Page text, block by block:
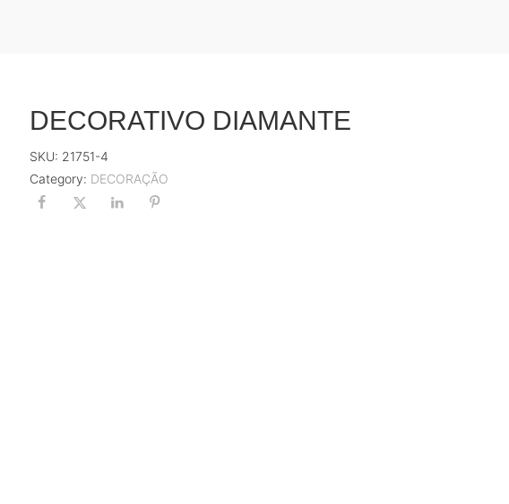
DECORATIVO DIAMANTE
SKU: 21751-4
Category: DECORAÇÃO